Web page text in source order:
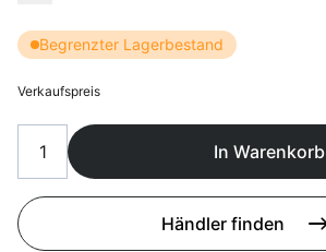
Begrenzter Lagerbestand
Verkaufspreis
In Warenkorb
Händler finden